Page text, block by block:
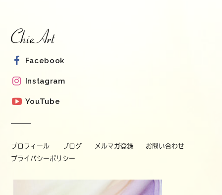
Facebook
Instagram
YouTube
プロフィール ブログ メルマガ登録
お問い合わせ
プライバシーポリシー